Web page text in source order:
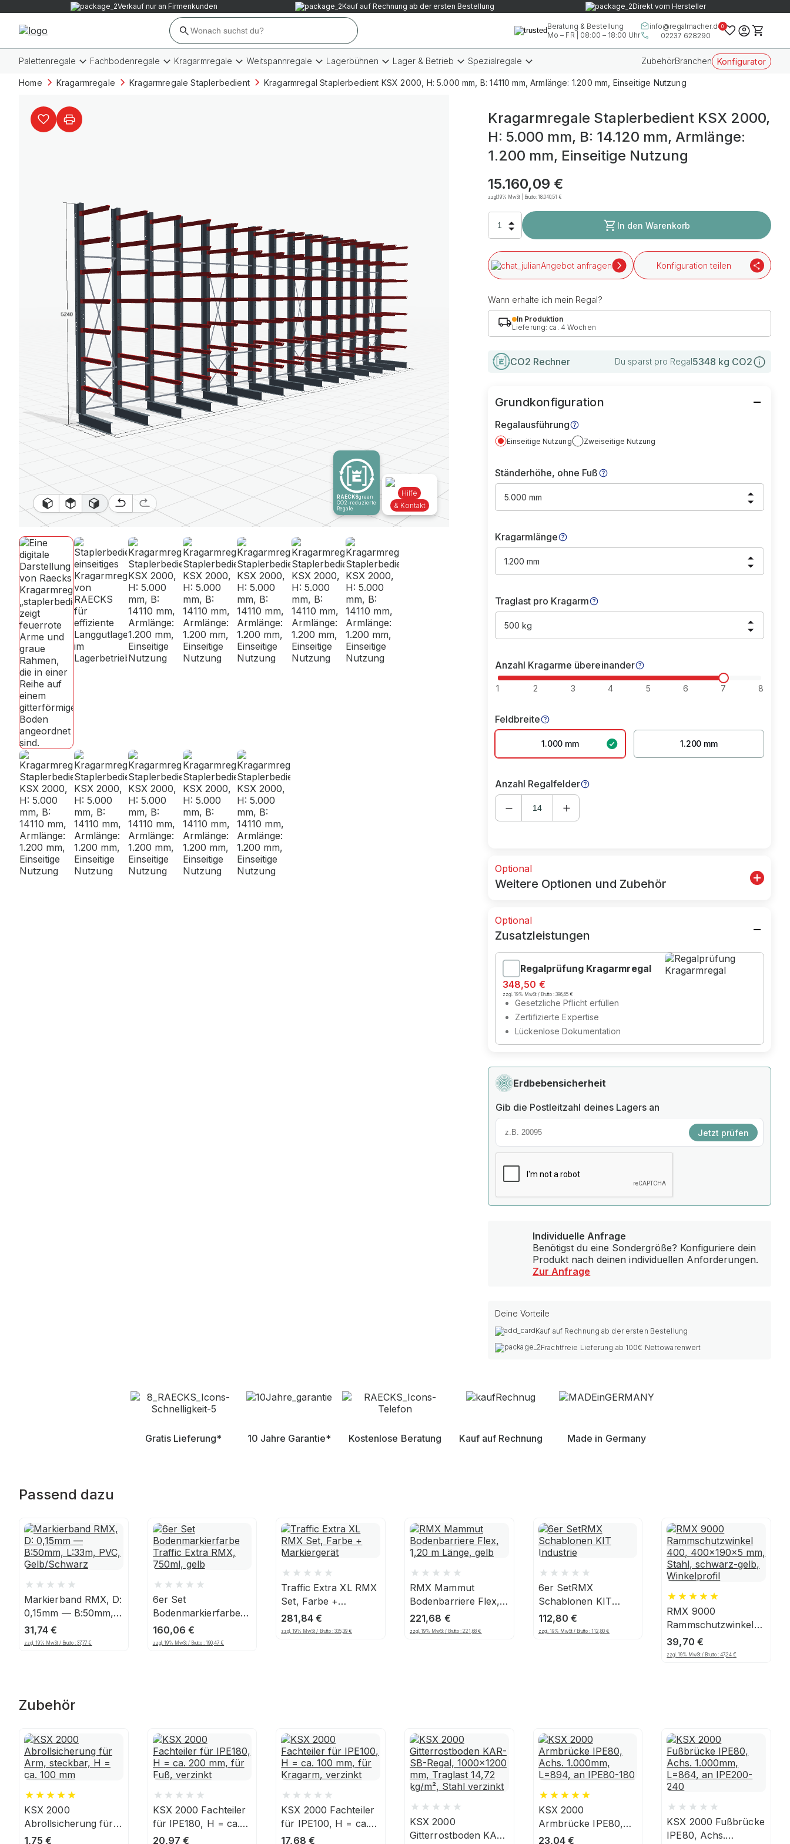
Verkauf nur an Firmenkunden Kauf auf Rechnung ab der ersten Bestellung Direkt vom Hersteller
Beratung & Bestellung
Mo – FR | 08:00 – 18:00 Uhr
info@regalmacher.de
02237 628290
0
Palettenregale Fachbodenregale Kragarmregale Weitspannregale Lagerbühnen Lager & Betrieb Spezialregale ZubehörBranchen Konfigurator
Home Kragarmregale Kragarmregale Staplerbedient Kragarmregal Staplerbedient KSX 2000, H: 5.000 mm, B: 14110 mm, Armlänge: 1.200 mm, Einseitige Nutzung
RAECKSgreen
CO2-reduzierte
Regale
Hilfe
& Kontakt
Kragarmregale Staplerbedient KSX 2000,
H: 5.000 mm, B: 14.120 mm, Armlänge:
1.200 mm, Einseitige Nutzung
15.160,09 €
zzgl.19% MwSt | Brutto:18.040,51 €
In den Warenkorb
Angebot anfragen Konfiguration teilen
Wann erhalte ich mein Regal?
In Produktion
Lieferung: ca. 4 Wochen
CO2 Rechner Du sparst pro Regal5348 kg CO2
Grundkonfiguration
Regalausführung
Einseitige Nutzung Zweiseitige Nutzung
Ständerhöhe, ohne Fuß
5.000 mm
Kragarmlänge
1.200 mm
Traglast pro Kragarm
500 kg
Anzahl Kragarme übereinander
1 2 3 4 5 6 7 8
Feldbreite
1.000 mm 1.200 mm
Anzahl Regalfelder
Optional
Weitere Optionen und Zubehör
Optional
Zusatzleistungen
Regalprüfung Kragarmregal
348,50 €
zzgl. 19% MwSt / Brutto :396,65 €
Gesetzliche Pflicht erfüllen
Zertifizierte Expertise
Lückenlose Dokumentation
Erdbebensicherheit
Gib die Postleitzahl deines Lagers an
Jetzt prüfen
Individuelle Anfrage
Benötigst du eine Sondergröße? Konfiguriere dein
Produkt nach deinen individuellen Anforderungen.
Zur Anfrage
Deine Vorteile
Kauf auf Rechnung ab der ersten Bestellung
Frachtfreie Lieferung ab 100€ Nettowarenwert
Gratis Lieferung* 10 Jahre Garantie* Kostenlose Beratung Kauf auf Rechnung Made in Germany
Passend dazu
Markierband RMX, D:
0,15mm — B:50mm,
L:33m, PVC,
Gelb/Schwarz
31,74€
zzgl. 19% MwSt / Brutto :37,77€
6er Set
Bodenmarkierfarbe
Traffic Extra RMX,
750ml, gelb
160,06€
zzgl. 19% MwSt / Brutto : 190,47€
Traffic Extra XL RMX
Set, Farbe +
Markiergerät
281,84 €
zzgl. 19% MwSt / Brutto : 335,39 €
RMX Mammut
Bodenbarriere Flex,
1,20 m Länge, gelb
221,68 €
zzgl. 19% MwSt / Brutto :221,68€
6er SetRMX
Schablonen KIT
Industrie
112,80€
zzgl. 19% MwSt / Brutto : 112,80€
RMX 9000
Rammschutzwinkel
400, 400x190x5 mm,
Stahl, schwarz-gelb,
39,70 €
zzgl. 19% MwSt / Brutto : 47,24 €
Zubehör
KSX 2000
Abrollsicherung für
Arm, steckbar, H =
1,75€
KSX 2000 Fachteiler
für IPE180, H = ca.
200 mm, für Fuß,
20,97€
KSX 2000 Fachteiler
für IPE100, H = ca.
100 mm, für
17,68 €
KSX 2000
Gitterrostboden KAR-
KSX 2000
Armbrücke IPE80,
Achs. 1.000mm,
23,04€
KSX 2000 Fußbrücke
IPE80, Achs.